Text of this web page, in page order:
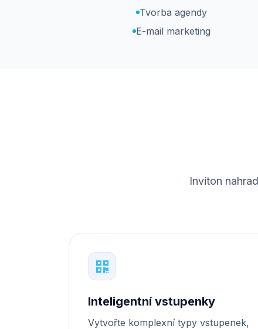
Tvorba agendy
E-mail marketing
Inviton
Inteligentní vstupenky
Vytvořte komplexní typy vstupenek,